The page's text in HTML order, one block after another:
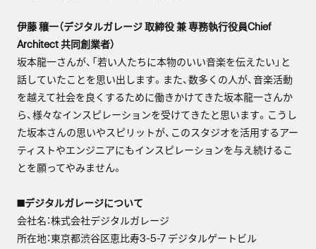
伊藤 穰一（デジタルガレージ 取締役 兼 専務執行役員Chief
Architect 共同創業者）
坂本龍一さんが、「若い人たちに本物のいい音楽を伝えたい」と
話していたことを思い出します。また、数多くの人が、音楽活動
を越えて社会を良くするために働きかけてきた坂本龍一さんか
ら、様々なインスピレーションを受けてきたと思います。こうし
た坂本さんの思いやスピリットが、このスタジオを活用するアー
ティストやエンジニアにもインスピレーションを与え続けるこ
とを願ってやみません。
■デジタルガレージについて
会社名：株式会社デジタルガレージ
所在地：東京都渋谷区恵比寿3-5-7 デジタルゲートビル